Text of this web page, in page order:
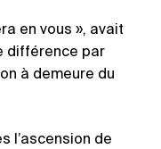
en vous », avait
différence par
à demeure du
l’ascension de